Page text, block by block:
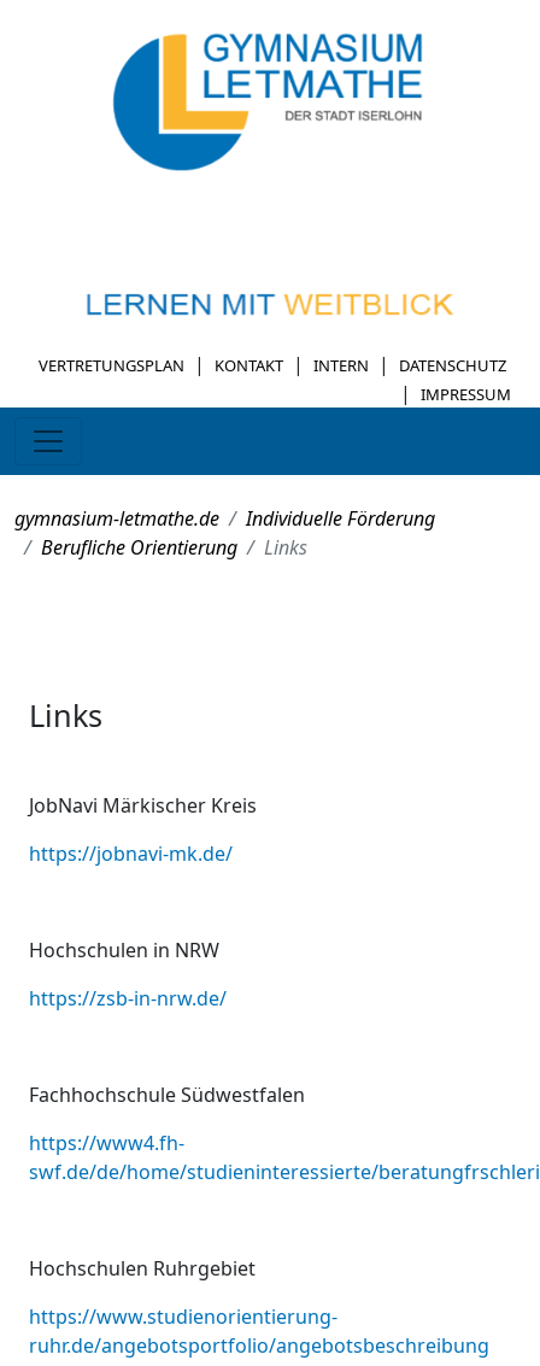
VERTRETUNGSPLAN | KONTAKT | INTERN | DATENSCHUTZ
| IMPRESSUM
gymnasium-letmathe.de
Individuelle Förderung
Berufliche Orientierung
Links
Links
JobNavi Märkischer Kreis
https://jobnavi-mk.de/
Hochschulen in NRW
https://zsb-in-nrw.de/
Fachhochschule Südwestfalen
https://www4.fh-
swf.de/de/home/studieninteressierte/
Hochschulen Ruhrgebiet
https://www.studienorientierung-
ruhr.de/angebotsportfolio/angebotsbeschreibung